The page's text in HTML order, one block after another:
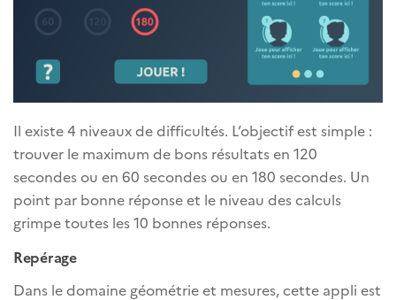
Il existe 4 niveaux de difficultés. L’objectif est simple :
trouver le maximum de bons résultats en 120
secondes ou en 60 secondes ou en 180 secondes. Un
point par bonne réponse et le niveau des calculs
grimpe toutes les 10 bonnes réponses.
Repérage
Dans le domaine géométrie et mesures, cette appli est